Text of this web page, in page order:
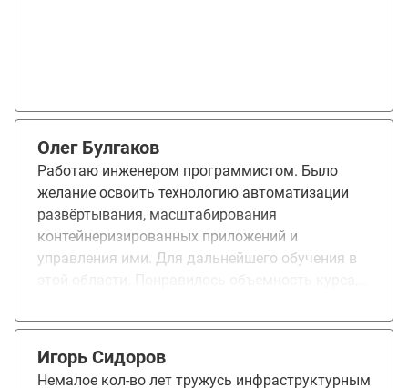
Олег Булгаков
Работаю инженером программистом. Было
желание освоить технологию автоматизации
развёртывания, масштабирования
контейнеризированных приложений и
управления ими. Для дальнейшего обучения в
поднимаются и сопутствующие технологии,
происходящего и курс становится
Игорь Сидоров
Немалое кол-во лет тружусь инфраструктурным